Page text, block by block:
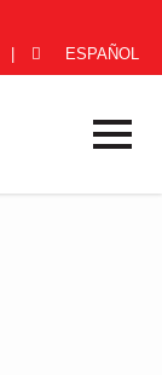
ESPAÑOL